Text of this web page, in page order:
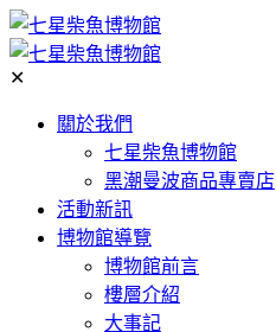
✕
關於我們
七星柴魚博物館
黑潮曼波商品專賣店
活動新訊
博物館導覽
博物館前言
樓層介紹
大事記